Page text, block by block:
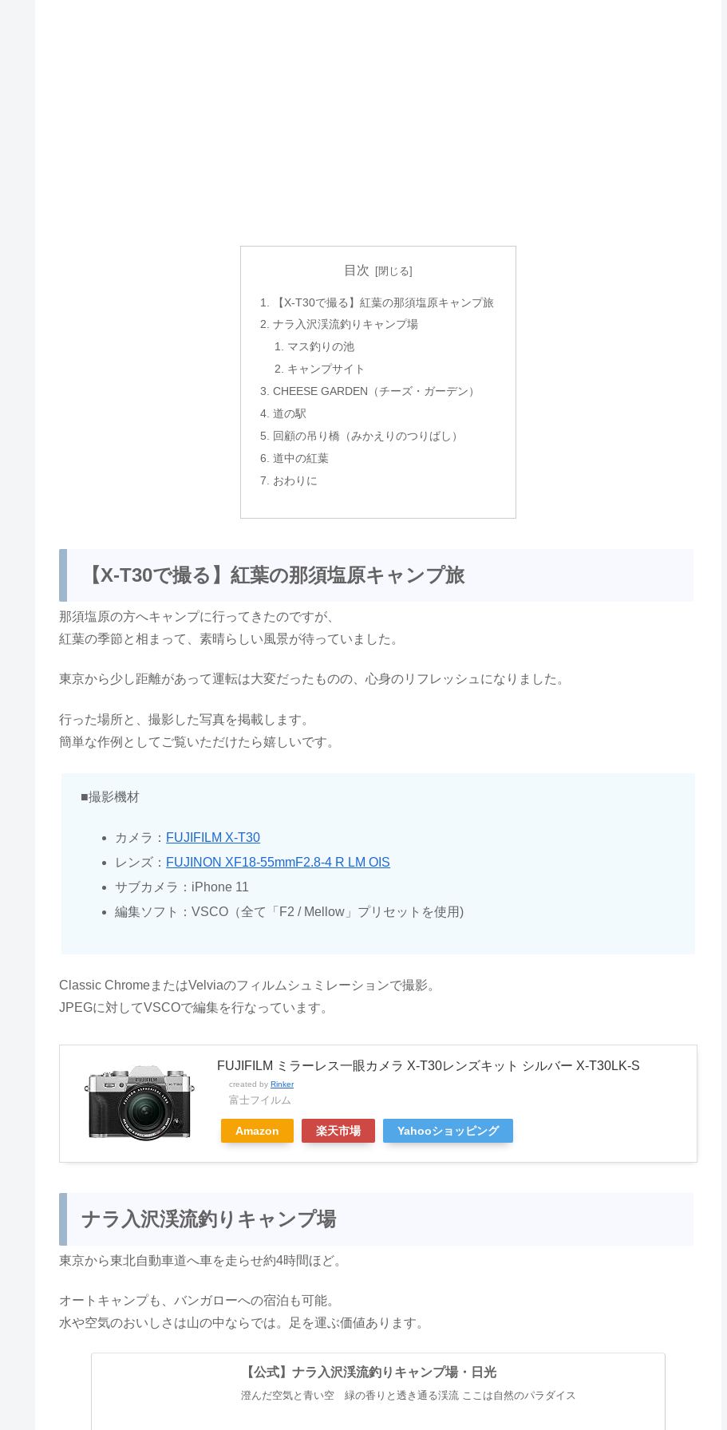
目次
【X-T30で撮る】紅葉の那須塩原キャンプ旅
ナラ入沢渓流釣りキャンプ場
マス釣りの池
キャンプサイト
CHEESE GARDEN（チーズ・ガーデン）
道の駅
回顧の吊り橋（みかえりのつりばし）
道中の紅葉
おわりに
【X-T30で撮る】紅葉の那須塩原キャンプ旅
那須塩原の方へキャンプに行ってきたのですが、
紅葉の季節と相まって、素晴らしい風景が待っていました。
東京から少し距離があって運転は大変だったものの、心身のリフレッシュになりました。
行った場所と、撮影した写真を掲載します。
簡単な作例としてご覧いただけたら嬉しいです。
■撮影機材
カメラ： FUJIFILM X-T30
レンズ： FUJINON XF18-55mmF2.8-4 R LM OIS
サブカメラ：iPhone 11
編集ソフト：VSCO（全て「F2 / Mellow」プリセットを使用)
Classic ChromeまたはVelviaのフィルムシュミレーションで撮影。
JPEGに対してVSCOで編集を行なっています。
FUJIFILM ミラーレス一眼カメラ X-T30レンズキット シルバー X-T30LK-S
created by Rinker
富士フイルム
Amazon 楽天市場 Yahooショッピング
ナラ入沢渓流釣りキャンプ場
東京から東北自動車道へ車を走らせ約4時間ほど。
オートキャンプも、バンガローへの宿泊も可能。
水や空気のおいしさは山の中ならでは。足を運ぶ価値あります。
【公式】ナラ入沢渓流釣りキャンプ場・日光
澄んだ空気と青い空 緑の香りと透き通る渓流 ここは自然のパラダイス